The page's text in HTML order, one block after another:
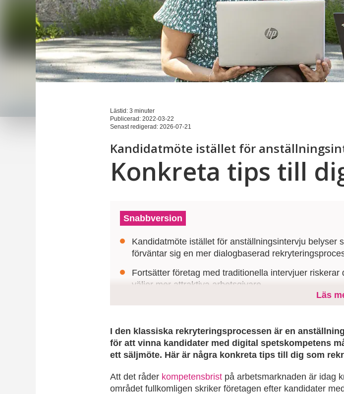
Lästid: 3 minuter
Publicerad: 2022-03-22
Senast redigerad: 2026-07-21
Kandidatmöte istället för
Konkreta tips till
Snabbversion
Kandidatmöte istället för anställningsintervju belyser
förväntar sig en mer dialogbaserad
Fortsätter företag med traditionella intervjuer
väljer mer attraktiva arbetsgivare.
Chefer behöver se intervjun som ett säljmöte,
Läs
I den klassiska rekryteringsprocessen är en
för att vinna kandidater med digital spetskompetens
ett säljmöte. Här är några konkreta tips till dig som
Att det råder kompetensbrist på arbetsmarknaden är idag
området fullkomligen skriker företagen efter kandidater